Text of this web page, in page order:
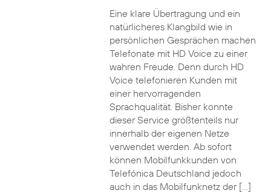
Eine klare Übertragung und ein
natürlicheres Klangbild wie in
persönlichen Gesprächen machen
Telefonate mit HD Voice zu einer
wahren Freude. Denn durch HD
Voice telefonieren Kunden mit
einer hervorragenden
Sprachqualität. Bisher konnte
dieser Service größtenteils nur
innerhalb der eigenen Netze
verwendet werden. Ab sofort
können Mobilfunkkunden von
Telefónica Deutschland jedoch
auch in das Mobilfunknetz der […]